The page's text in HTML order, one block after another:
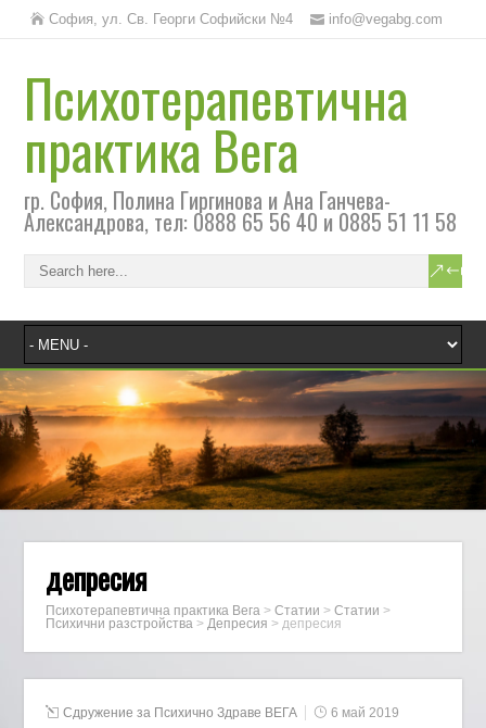
София, ул. Св. Георги Софийски №4 info@vegabg.com
Психотерапевтична
практика Вега
гр. София, Полина Гиргинова и Ана Ганчева-
Александрова, тел: 0888 65 56 40 и 0885 51 11 58
депресия
Психотерапевтична практика Вега >Статии >Статии >
Психични разстройства >Депресия >депресия
Сдружение за Психично Здраве ВЕГА
6 май 2019